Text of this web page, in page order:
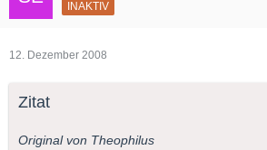
INAKTIV
12. Dezember 2008
Zitat
Original von Theophilus